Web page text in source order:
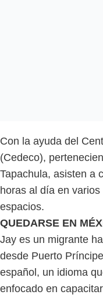
Con la ayuda del
(Cedeco),
Tapachula, asisten a
horas al día en
espacios.
QUEDARSE EN
Jay es un migrante
desde Puerto
español, un idioma
enfocado en